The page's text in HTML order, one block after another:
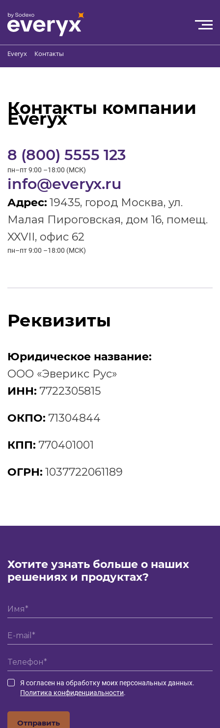
Everyx Контакты
Контакты компании
Everyx
8 (800) 5555 123
пн–пт 9:00 –18:00 (МСК)
info@everyx.ru
Адрес: 19435, город Москва, ул.
Малая Пироговская, дом 16, помещ.
XXVII, офис 62
пн–пт 9:00 –18:00 (МСК)
Реквизиты
Юридическое название:
ООО «Эверикс Рус»
ИНН: 7722305815
ОКПО: 71304844
КПП: 770401001
ОГРН: 1037722061189
Хотите узнать больше о наших
решениях и продуктах?
Я согласен на обработку моих персональных данных.
Политика конфиденциальности.
Отправить